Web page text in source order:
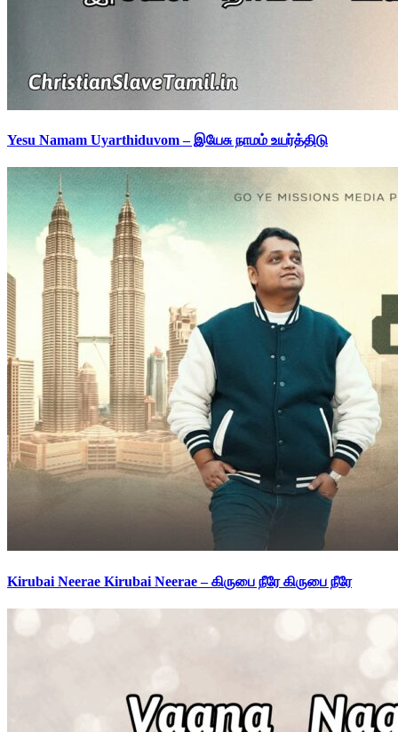
Yesu Namam Uyarthiduvom – இயேசு நாமம் உயர்த்திடு
Kirubai Neerae Kirubai Neerae – கிருபை நீரே கிருபை நீரே